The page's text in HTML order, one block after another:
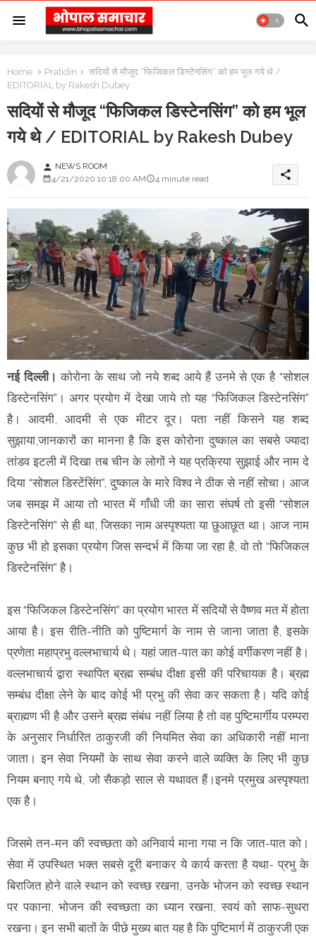
Home Pratidin
सदियों से मौजूद “फिजिकल डिस्टेनसिंग” को हम भूल गये थे /
EDITORIAL by Rakesh Dubey
सदियों से मौजूद “फिजिकल डिस्टेनसिंग” को हम भूल
गये थे / EDITORIAL by Rakesh Dubey
person NEWS ROOM
4/21/2020 10:18:00 AM
4 minute read share
नई दिल्ली। कोरोना के साथ जो नये शब्द आये हैं उनमे से एक है “सोशल
डिस्टेनसिंग”। अगर प्रयोग में देखा जाये तो यह “फिजिकल डिस्टेनसिंग”
है। आदमी, आदमी से एक मीटर दूर। पता नहीं किसने यह शब्द
सुझाया,जानकारों का मानना है कि इस कोरोना दुष्काल का सबसे ज्यादा
तांडव इटली में दिखा तब चीन के लोगों ने यह प्रक्रिया सुझाई और नाम दे
दिया “सोशल डिस्टेंसिंग”, दुष्काल के मारे विश्व ने ठीक से नहीं सोचा। आज
जब समझ में आया तो भारत में गाँधी जी का सारा संघर्ष तो इसी “सोशल
डिस्टेनसिंग” से ही था, जिसका नाम अस्पृश्यता या छुआछूत था। आज नाम
कुछ भी हो इसका प्रयोग जिस सन्दर्भ में किया जा रहा है, वो तो “फिजिकल
डिस्टेनसिंग” है।
इस “फिजिकल डिस्टेनसिंग” का प्रयोग भारत में सदियों से वैष्णव मत में होता
आया है। इस रीति-नीति को पुष्टिमार्ग के नाम से जाना जाता है, इसके
प्रणेता महाप्रभु वल्लभाचार्य थे। यहां जात-पात का कोई वर्गीकरण नहीं है।
वल्लभाचार्य द्वारा स्थापित ब्रह्म सम्बंध दीक्षा इसी की परिचायक है। ब्रह्म
सम्बंध दीक्षा लेने के बाद कोई भी प्रभु की सेवा कर सकता है। यदि कोई
ब्राह्मण भी है और उसने ब्रह्म संबंध नहीं लिया है तो वह पुष्टिमार्गीय परम्परा
के अनुसार निर्धारित ठाकुरजी की नियमित सेवा का अधिकारी नहीं माना
जाता। इन सेवा नियमों के साथ सेवा करने वाले व्यक्ति के लिए भी कुछ
नियम बनाए गये थे, जो सैकड़ो साल से यथावत हैं।इनमे प्रमुख अस्पृश्यता
एक है।
जिसमे तन-मन की स्वच्छता को अनिवार्य माना गया न कि जात-पात को।
सेवा में उपस्थित भक्त सबसे दूरी बनाकर ये कार्य करता है यथा- प्रभु के
बिराजित होने वाले स्थान को स्वच्छ रखना, उनके भोजन को स्वच्छ स्थान
पर पकाना, भोजन की स्वच्छता का ध्यान रखना, स्वयं को साफ-सुथरा
रखना। इन सभी बातों के पीछे मुख्य बात यह है कि पुष्टिमार्ग में ठाकुरजी एक